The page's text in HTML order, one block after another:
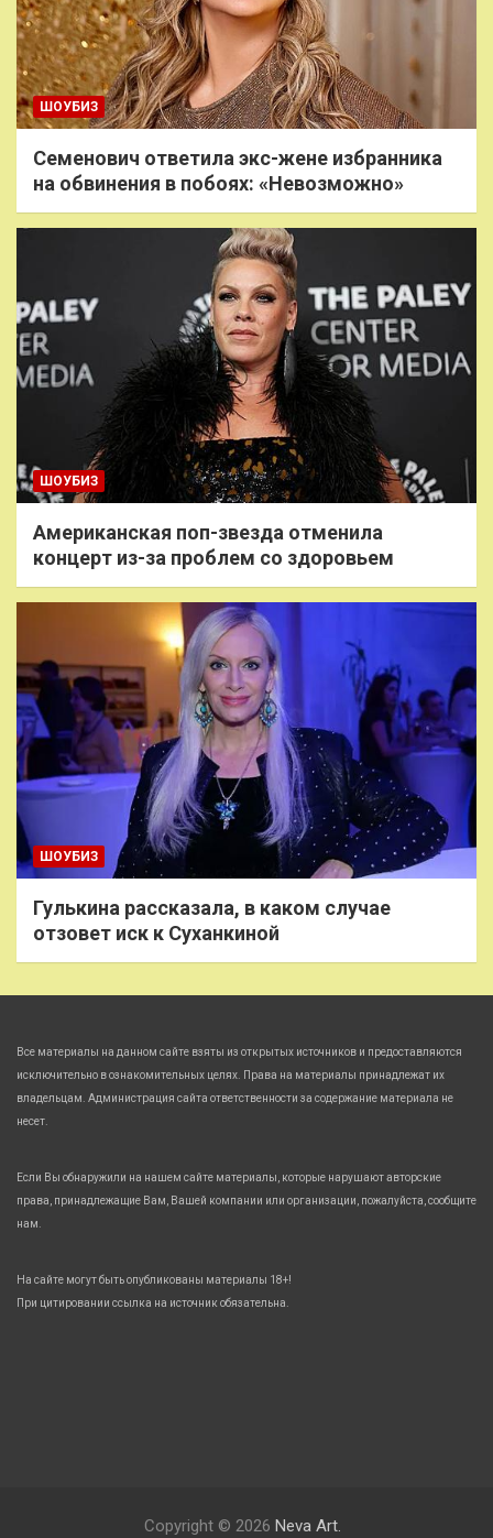
ШОУБИЗ
Семенович ответила экс-жене избранника
на обвинения в побоях: «Невозможно»
ШОУБИЗ
Американская поп-звезда отменила
концерт из-за проблем со здоровьем
ШОУБИЗ
Гулькина рассказала, в каком случае
отзовет иск к Суханкиной
Все материалы на данном сайте взяты из открытых источников и предоставляются
исключительно в ознакомительных целях. Права на материалы принадлежат их
владельцам. Администрация сайта ответственности за содержание материала не
несет.
Если Вы обнаружили на нашем сайте материалы, которые нарушают авторские
права, принадлежащие Вам, Вашей компании или организации, пожалуйста, сообщите
нам.
На сайте могут быть опубликованы материалы 18+!
При цитировании ссылка на источник обязательна.
Copyright © 2026 Neva Art.